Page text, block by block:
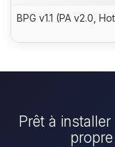
BPG v1.1 (PA v2.0,
Prêt à